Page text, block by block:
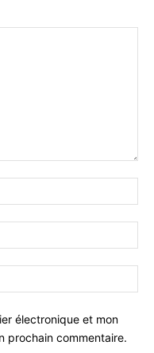
électronique et mon
prochain commentaire.